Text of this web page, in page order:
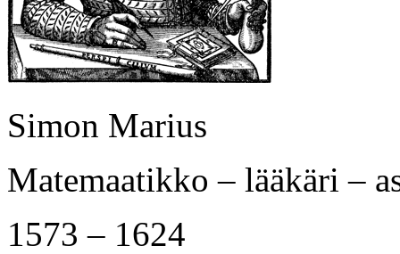
Simon Marius
Matemaatikko – lääkäri –
1573 – 1624